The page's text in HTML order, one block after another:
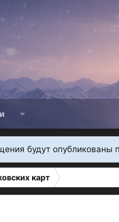
будут опубликованы
карт